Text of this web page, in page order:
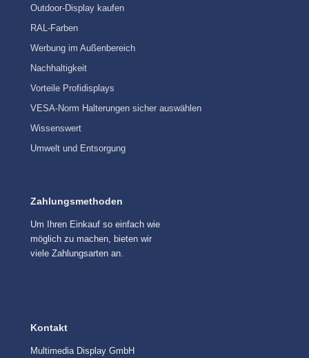
Outdoor-Display kaufen
RAL-Farben
Werbung im Außenbereich
Nachhaltigkeit
Vorteile Profidisplays
VESA-Norm Halterungen sicher auswählen
Wissenswert
Umwelt und Entsorgung
Zahlungsmethoden
Um Ihren Einkauf so einfach wie
möglich zu machen, bieten wir
viele Zahlungsarten an.
Kontakt
Multimedia Display GmbH